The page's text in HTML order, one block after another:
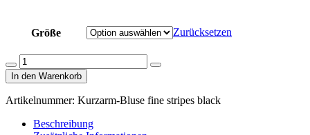
Größe Zurücksetzen
Menge
verringern
Kurzarm-
Bluse
fine
stripes
Menge
Menge
In den Warenkorb
Artikelnummer: Kurzarm-Bluse fine stripes black
Beschreibung